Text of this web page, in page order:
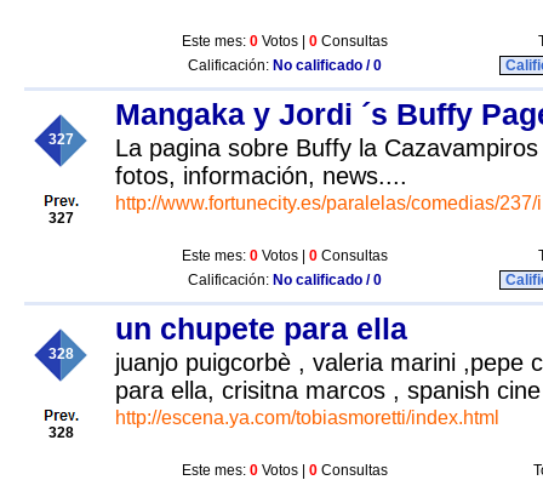
Este mes: 0 Votos | 0 Consultas
Calificación: No calificado / 0
327
327
Mangaka y Jordi ´s Buffy
La pagina sobre Buffy la
fotos, información, news....
http://www.fortunecity.es/paralelas/comedias/237/
Este mes: 0 Votos | 0 Consultas
Calificación: No calificado / 0
328
328
un chupete para ella
juanjo puigcorbè , valeria marini ,pepe
para ella, crisitna marcos , spanish cine
http://escena.ya.com/tobiasmoretti/index.html
Este mes: 0 Votos | 0 Consultas